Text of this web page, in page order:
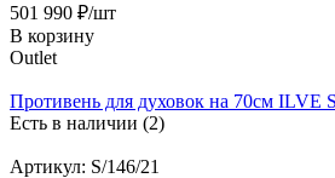
501 990 ₽/шт
В корзину
Outlet
Противень для духовок на 70см ILVE
Есть в наличии (2)
Артикул: S/146/21